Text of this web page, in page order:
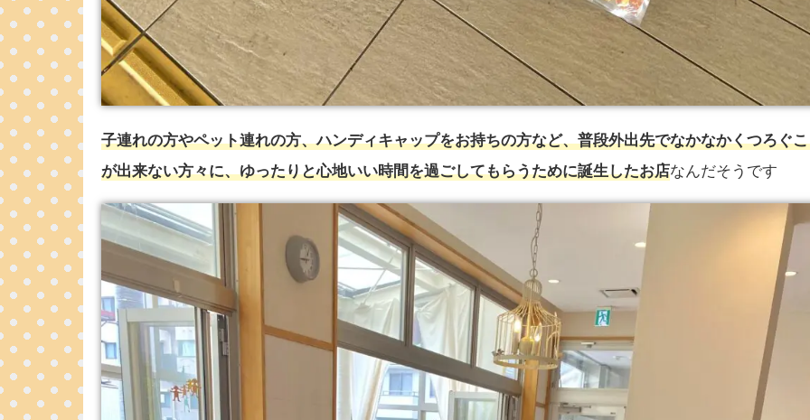
子連れの方やペット連れの方、ハンディキャップをお持ちの方など、普段外出先でなかなかくつろぐ
が出来ない方々に、ゆったりと心地いい時間を過ごしてもらうために誕生したお店なんだそうです